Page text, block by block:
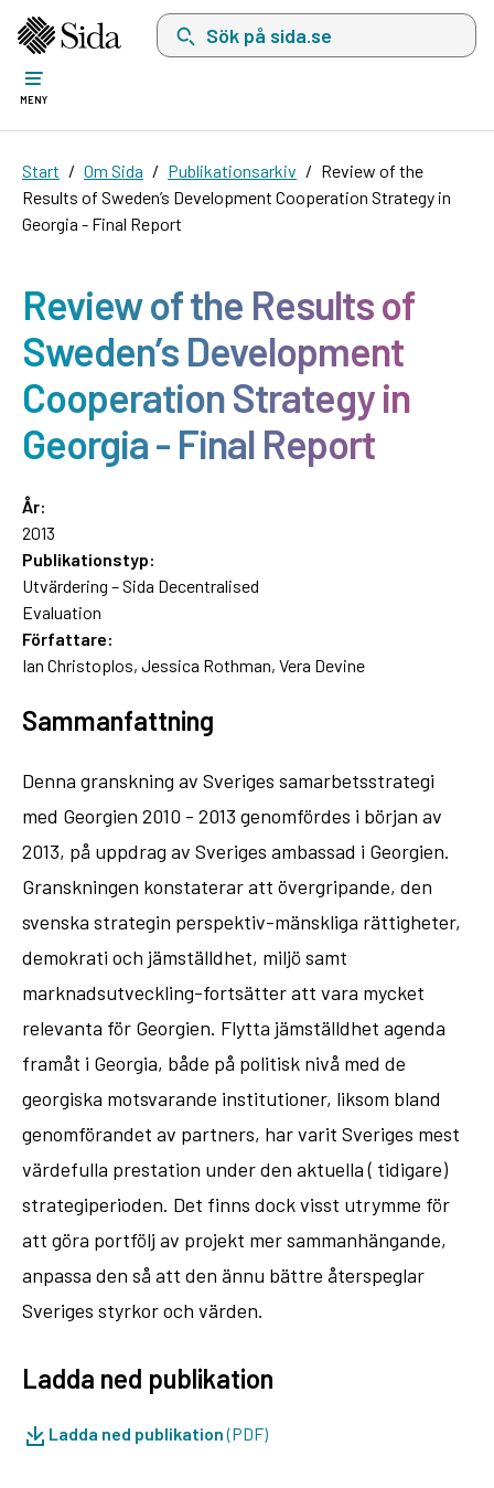
Sök på sida.se, sökförslag kommer att visas
MENY
Start Om Sida Publikationsarkiv
Review of the
Results of Sweden’s Development Cooperation Strategy in
Georgia - Final Report
Review of the Results of
Sweden’s Development
Cooperation Strategy in
Georgia - Final Report
År:
2013
Publikationstyp:
Utvärdering – Sida Decentralised
Evaluation
Författare:
Ian Christoplos, Jessica Rothman, Vera Devine
Sammanfattning
Denna granskning av Sveriges samarbetsstrategi
med Georgien 2010 - 2013 genomfördes i början av
2013, på uppdrag av Sveriges ambassad i Georgien.
Granskningen konstaterar att övergripande, den
svenska strategin perspektiv-mänskliga rättigheter,
demokrati och jämställdhet, miljö samt
marknadsutveckling-fortsätter att vara mycket
relevanta för Georgien. Flytta jämställdhet agenda
framåt i Georgia, både på politisk nivå med de
georgiska motsvarande institutioner, liksom bland
genomförandet av partners, har varit Sveriges mest
värdefulla prestation under den aktuella ( tidigare)
strategiperioden. Det finns dock visst utrymme för
att göra portfölj av projekt mer sammanhängande,
anpassa den så att den ännu bättre återspeglar
Sveriges styrkor och värden.
Ladda ned publikation
Ladda ned publikation(PDF)